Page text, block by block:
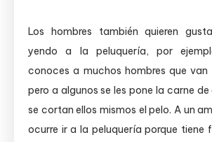
Los hombres también quieren
yendo a la peluquería, por
conoces a muchos hombres que van
pero a algunos se les pone la carne
se cortan ellos mismos el pelo. A un
ocurre ir a la peluquería porque tiene